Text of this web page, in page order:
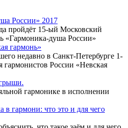
России» 2017
пройдёт 15-ый Московский
«Гармоника-душа России»
гармонь»
недавно в Санкт-Петербурге 1-
гармонистов России «Невская
гармонике в исполнении
в гармони: что это и для чего